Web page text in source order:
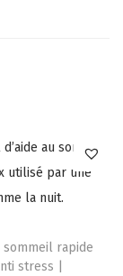
rapide
stress |